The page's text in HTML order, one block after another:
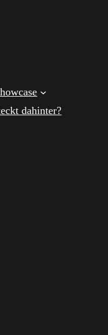
dahinter?